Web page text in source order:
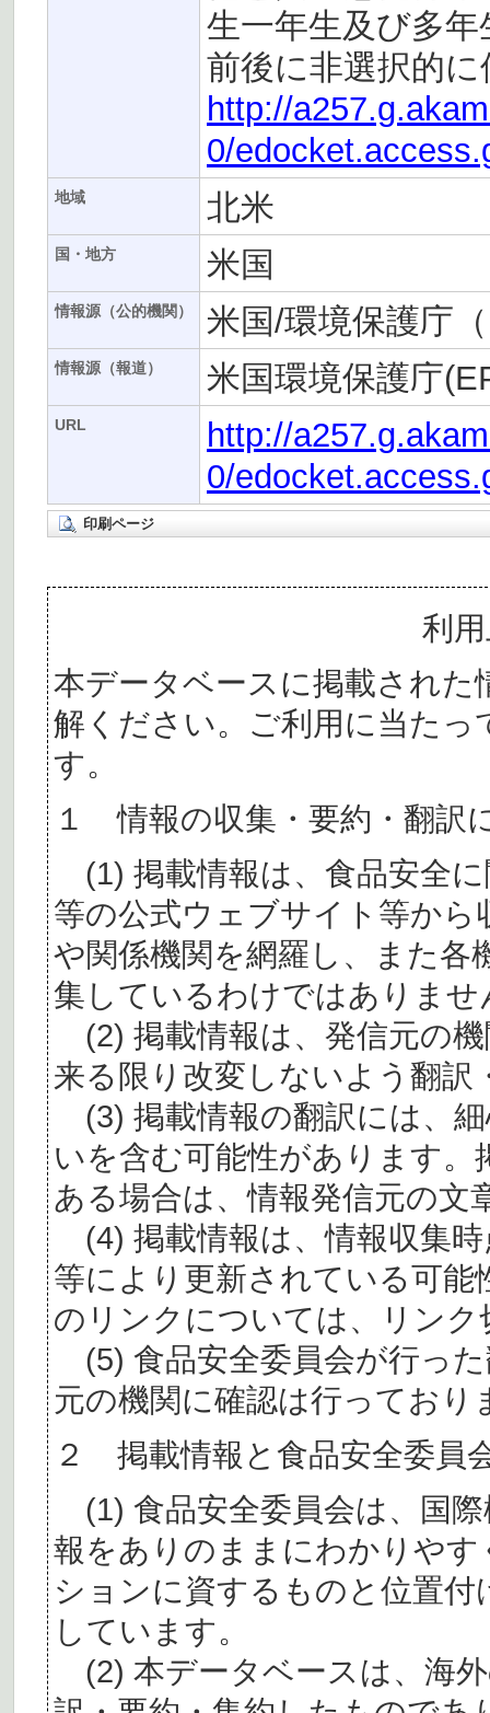
生一年生及び多
前後に非選択的
http://
0/
地域 北米
国・地方 米国
情報源（公的機関） 米国/環境保護庁
情報源（報道） 米国環境保護庁
URL
http://
0/
印刷ページ
利
本データベースに掲載された
解ください。ご利用に当た
す。
１ 情報の収集・要約・翻訳
(1) 掲載情報は、食品安全
等の公式ウェブサイト等か
や関係機関を網羅し、また各
集しているわけではありませ
(2) 掲載情報は、発信元の
来る限り改変しないよう翻訳
(3) 掲載情報の翻訳には、
いを含む可能性があります。
ある場合は、情報発信元の文
(4) 掲載情報は、情報収集
等により更新されている可
のリンクについては、リン
(5) 食品安全委員会が行っ
元の機関に確認は行っており
２ 掲載情報と食品安全委員
(1) 食品安全委員会は、国
報をありのままにわかりや
ションに資するものと位置
しています。
(2) 本データベースは、海